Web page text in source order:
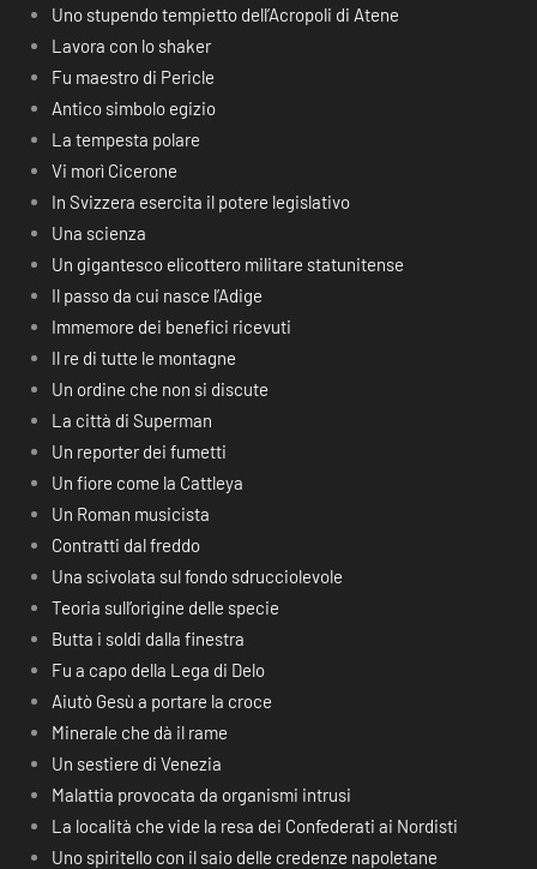
Uno stupendo tempietto dell’Acropoli di Atene
Lavora con lo shaker
Fu maestro di Pericle
Antico simbolo egizio
La tempesta polare
Vi morì Cicerone
In Svizzera esercita il potere legislativo
Una scienza
Un gigantesco elicottero militare statunitense
Il passo da cui nasce l’Adige
Immemore dei benefici ricevuti
Il re di tutte le montagne
Un ordine che non si discute
La città di Superman
Un reporter dei fumetti
Un fiore come la Cattleya
Un Roman musicista
Contratti dal freddo
Una scivolata sul fondo sdrucciolevole
Teoria sull’origine delle specie
Butta i soldi dalla finestra
Fu a capo della Lega di Delo
Aiutò Gesù a portare la croce
Minerale che dà il rame
Un sestiere di Venezia
Malattia provocata da organismi intrusi
La località che vide la resa dei Confederati ai Nordisti
Uno spiritello con il saio delle credenze napoletane